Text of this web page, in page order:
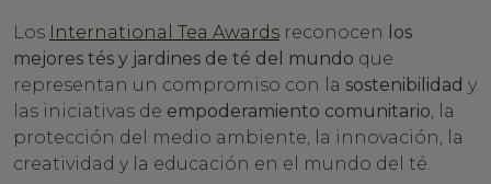
Los International Tea Awards reconocen
los
mejores tés y jardines de té del mundo que
representan un compromiso con la sostenibilidad y
las iniciativas de empoderamiento comunitario, la
protección del medio ambiente, la innovación, la
creatividad y la educación en el mundo del té.